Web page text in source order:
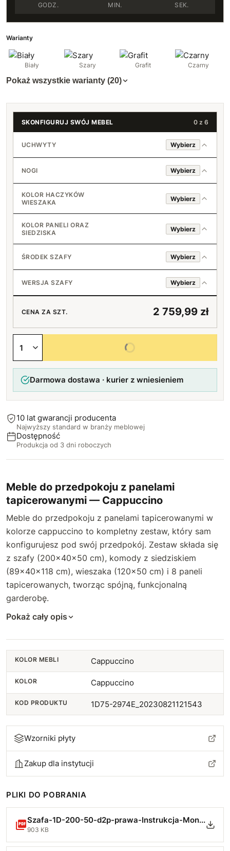
GODZ. MIN. SEK.
Warianty
Biały Szary Grafit Czarny
Pokaż wszystkie warianty (20)
SKONFIGURUJ SWÓJ MEBEL 0 z 6
UCHWYTY Wybierz
Srebrny standard
Czarny loft
NOGI Wybierz
Bukowe
Czarne loft
KOLOR HACZYKÓW
WIESZAKA
Wybierz
Chromowany
KOLOR PANELI ORAZ
SIEDZISKA
Wybierz
2200 Biały
2239 Jasny szary
2242 Ciemny szary
2260 Błękitny
2216 Granatowy
2257 Różowy
2267 Czerwony
2279 Biszkoptowy beżowy
2281 Karmelowy beżowy
2299 Brązowy
2290 Musztardowy żółty
ŚRODEK SZAFY Wybierz
Drążek + 1 półka
+40 zł
5 półek
WERSJA SZAFY Wybierz
Drzwi otwierane na prawo
Drzwi otwierane na lewo
CENA ZA SZT. 2 759,99 zł
Wybierz wszystkie opcje
Darmowa dostawa · kurier z wniesieniem
10 lat gwarancji producenta
Najwyższy standard w branży meblowej
Dostępność
Produkcja od 3 dni roboczych
Meble do przedpokoju z panelami
tapicerowanymi — Cappuccino
Meble do przedpokoju z panelami tapicerowanymi w
kolorze cappuccino to kompletny zestaw, który sam
konfigurujesz pod swój przedpokój. Zestaw składa się
z szafy (200×40×50 cm), komody z siedziskiem
(89×40×118 cm), wieszaka (120×50 cm) i 8 paneli
tapicerowanych, tworząc spójną, funkcjonalną
garderobę.
Pokaż cały opis
KOLOR MEBLI Cappuccino
KOLOR Cappuccino
KOD PRODUKTU 1D75-2974E_20230821121543
Wzorniki płyty
Zakup dla instytucji
PLIKI DO POBRANIA
Szafa-1D-200-50-d2p-prawa-Instrukcja-Montazu-min.pdf
903 KB